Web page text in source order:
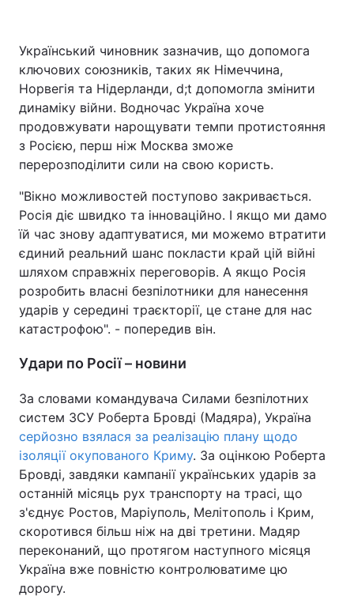
Український чиновник зазначив, що допомога
ключових союзників, таких як Німеччина,
Норвегія та Нідерланди, d;t допомогла змінити
динаміку війни. Водночас Україна хоче
продовжувати нарощувати темпи протистояння
з Росією, перш ніж Москва зможе
перерозподілити сили на свою користь.
"Вікно можливостей поступово закривається.
Росія діє швидко та інноваційно. І якщо ми дамо
їй час знову адаптуватися, ми можемо втратити
єдиний реальний шанс покласти край цій війні
шляхом справжніх переговорів. А якщо Росія
розробить власні безпілотники для нанесення
ударів у середині траєкторії, це стане для нас
катастрофою". - попередив він.
Удари по Росії – новини
За словами командувача Силами безпілотних
систем ЗСУ Роберта Бровді (Мадяра), Україна
серйозно взялася за реалізацію плану щодо
ізоляції окупованого Криму. За оцінкою Роберта
Бровді, завдяки кампанії українських ударів за
останній місяць рух транспорту на трасі, що
з'єднує Ростов, Маріуполь, Мелітополь і Крим,
скоротився більш ніж на дві третини. Мадяр
переконаний, що протягом наступного місяця
Україна вже повністю контролюватиме цю
дорогу.